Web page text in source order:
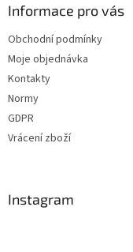
Informace pro vás
Obchodní podmínky
Moje objednávka
Kontakty
Normy
GDPR
Vrácení zboží
Instagram